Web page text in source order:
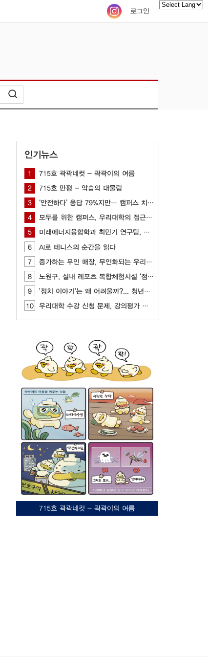
로그인
인기뉴스
1 715호 곽곽네컷 - 곽곽이의 여름
2 715호 만평 - 악습의 대물림
3 ‘안전하다’ 응답 79%지만… 캠퍼스 치안 공백 여전해
4 모두를 위한 캠퍼스, 우리대학의 접근성을 묻다
5 미래에너지융합학과 최민기 연구팀, AI, CFD 기반 최적화 기술 개발
6 AI로 테니스의 순간을 읽다
7 증가하는 무인 매장, 무인화되는 우리 사회
8 노원구, 실내 레포츠 복합체험시설 ‘점프’ 개관
9 '정치 이야기'는 왜 어려울까?... 청년들이 느끼는 정치 표현의 부담
10 우리대학 수강 신청 문제, 강의평가 제도를 통해 개선
715호 곽곽네컷 - 곽곽이의 여름